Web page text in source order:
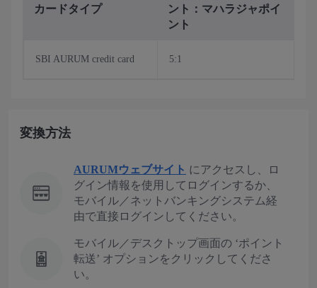
カードタイプ
ント：マハラジャポイ
ント
SBI AURUM credit card 5:1
変換方法
AURUMウェブサイト にアクセスし、ロ
グイン情報を使用してログインするか、
モバイル／ネットバンキングシステム経
由で直接ログインしてください。
モバイル／デスクトップ画面の ‘ポイント
転送’ オプションをクリックしてくださ
い。